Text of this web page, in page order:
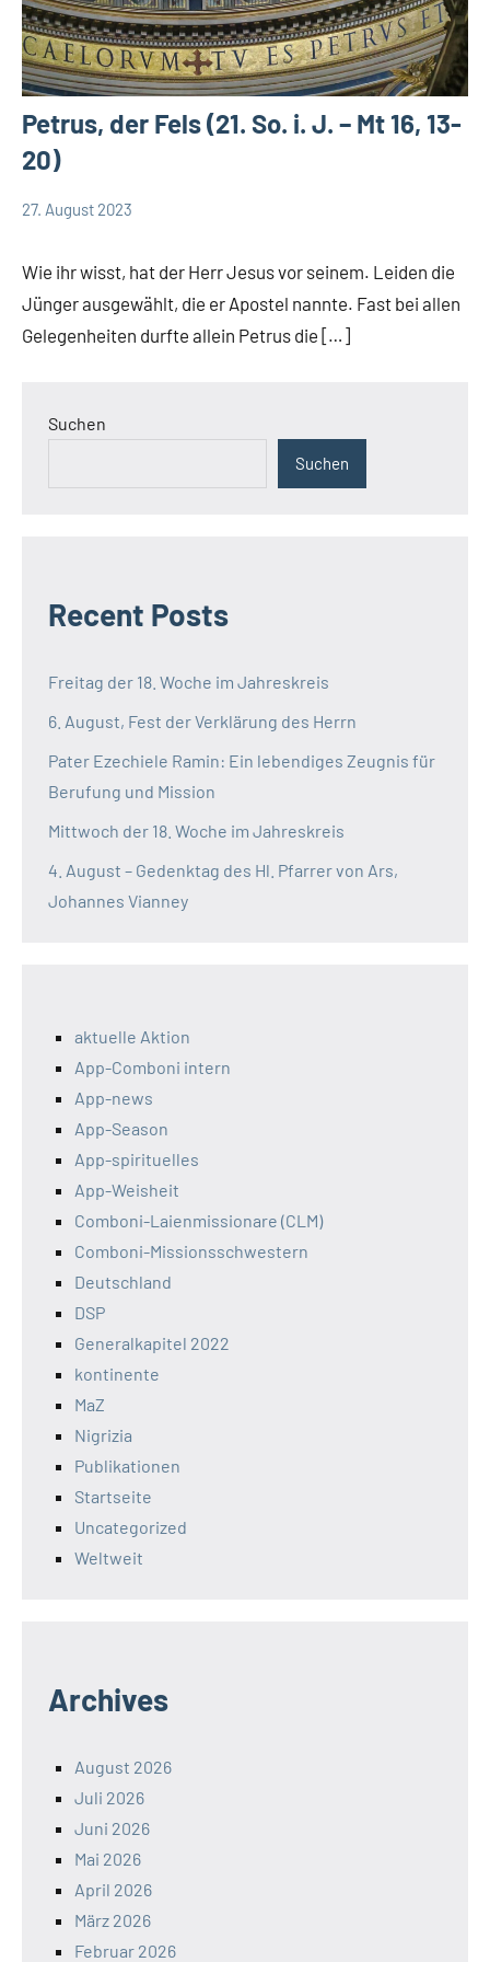
Petrus, der Fels (21. So. i. J. – Mt 16, 13-
20)
spirituelles
27. August 2023
Andrea
Wie ihr wisst, hat der Herr Jesus vor seinem. Leiden die
Jünger ausgewählt, die er Apostel nannte. Fast bei allen
Gelegenheiten durfte allein Petrus die […]
Suchen
Suchen
Recent Posts
Freitag der 18. Woche im Jahreskreis
6. August, Fest der Verklärung des Herrn
Pater Ezechiele Ramin: Ein lebendiges Zeugnis für
Berufung und Mission
Mittwoch der 18. Woche im Jahreskreis
4. August – Gedenktag des Hl. Pfarrer von Ars,
Johannes Vianney
aktuelle Aktion
App-Comboni intern
App-news
App-Season
App-spirituelles
App-Weisheit
Comboni-Laienmissionare (CLM)
Comboni-Missionsschwestern
Deutschland
DSP
Generalkapitel 2022
kontinente
MaZ
Nigrizia
Publikationen
Startseite
Uncategorized
Weltweit
Archives
August 2026
Juli 2026
Juni 2026
Mai 2026
April 2026
März 2026
Februar 2026